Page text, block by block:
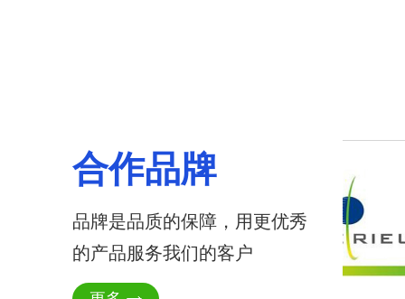
合作品牌
品牌是品质的保障，用更优秀
的产品服务我们的客户